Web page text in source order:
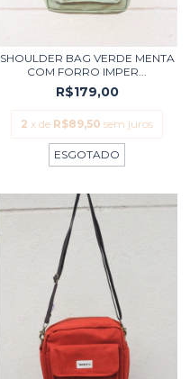
SHOULDER BAG VERDE MENTA
COM FORRO IMPER...
R$179,00
2 x de R$89,50 sem juros
ESGOTADO